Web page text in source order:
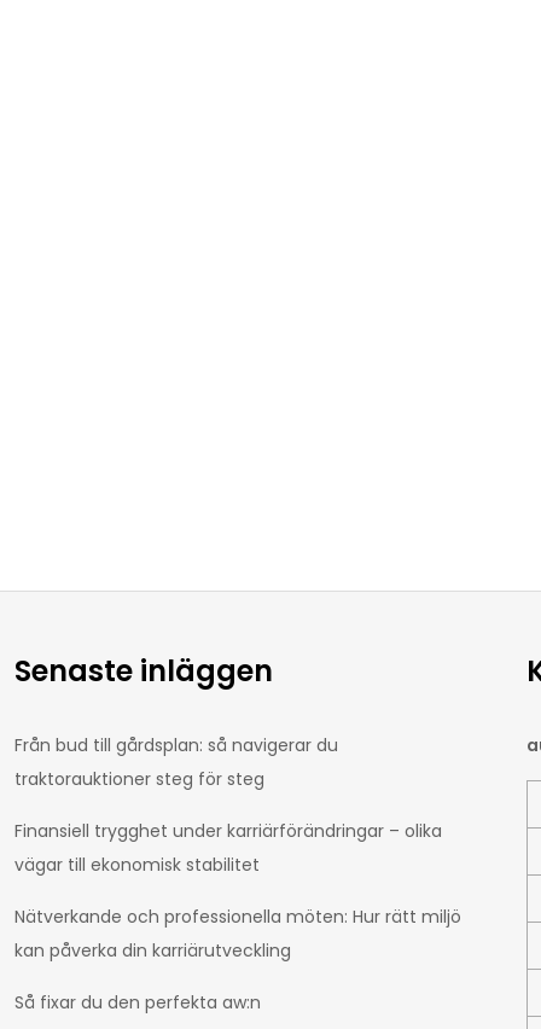
Senaste inläggen
Från bud till gårdsplan: så navigerar du
traktorauktioner steg för steg
Finansiell trygghet under karriärförändringar – olika
vägar till ekonomisk stabilitet
Nätverkande och professionella möten: Hur rätt miljö
kan påverka din karriärutveckling
Så fixar du den perfekta aw:n